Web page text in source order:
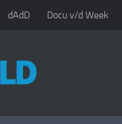
dAdD Docu v/d Week